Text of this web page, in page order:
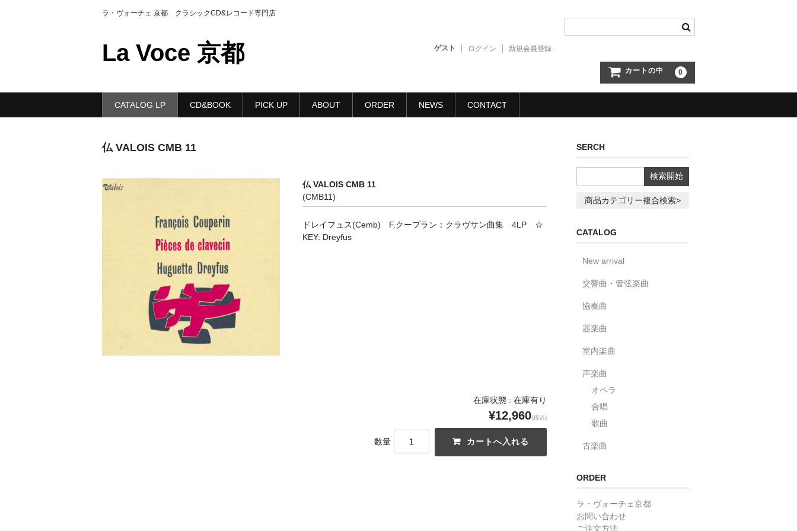
ラ・ヴォーチェ 京都 クラシックCD&レコード専門店
La Voce 京都 ゲスト ログイン 新規会員登録
カートの中 0
CATALOG LP CD&BOOK PICK UP ABOUT ORDER NEWS CONTACT
仏 VALOIS CMB 11
仏 VALOIS CMB 11
(CMB11)
ドレイフュス(Cemb) F.クープラン：クラヴサン曲集 4LP ☆
KEY: Dreyfus
在庫状態 : 在庫有り
¥12,960(税込)
数量
SERCH
商品カテゴリー複合検索>
CATALOG
New arrival
交響曲・管弦楽曲
協奏曲
器楽曲
室内楽曲
声楽曲
オペラ
合唱
歌曲
古楽曲
ORDER
ラ・ヴォーチェ京都
お問い合わせ
ご注文方法